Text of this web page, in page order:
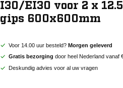
I30/EI30 voor 2 x
gips 600x600mm
Voor 14.00 uur besteld? Morgen geleverd
Gratis bezorging door heel Nederland vanaf
Deskundig advies voor al uw vragen